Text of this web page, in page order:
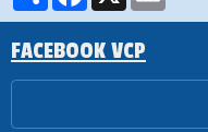
FACEBOOK VCP